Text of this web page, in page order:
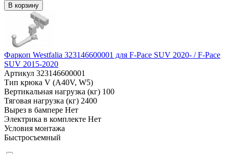
В корзину
Фаркоп Westfalia 323146600001 для F-Pace SUV 2020- / F-Pace
SUV 2015-2020
Артикул 323146600001
Тип крюка V (A40V, W5)
Вертикальная нагрузка (кг) 100
Тяговая нагрузка (кг) 2400
Вырез в бампере Нет
Электрика в комплекте Нет
Условия монтажа
Быстросъемный